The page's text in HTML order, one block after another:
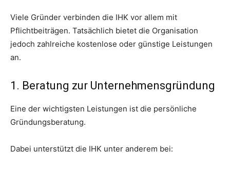
Viele Gründer verbinden die IHK vor allem mit
Pflichtbeiträgen. Tatsächlich bietet die Organisation
jedoch zahlreiche kostenlose oder günstige Leistungen
an.
1. Beratung zur Unternehmensgründung
Eine der wichtigsten Leistungen ist die persönliche
Gründungsberatung.
Dabei unterstützt die IHK unter anderem bei: